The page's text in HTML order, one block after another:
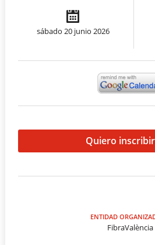
sábado 20 junio 2026
Quiero
ENTIDAD
FibraValència